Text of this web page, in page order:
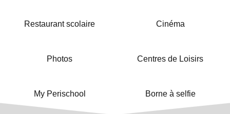
Restaurant scolaire Cinéma
Photos Centres de Loisirs
My Perischool Borne à selfie